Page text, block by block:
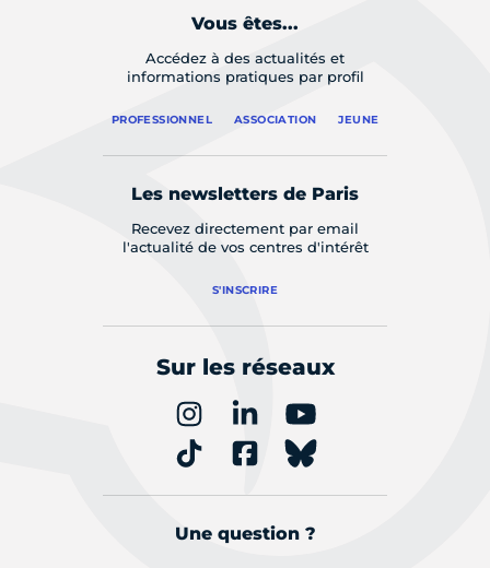
Vous êtes...
Accédez à des actualités et
informations pratiques par profil
PROFESSIONNEL ASSOCIATION JEUNE
Les newsletters de Paris
Recevez directement par email
l'actualité de vos centres d'intérêt
S'INSCRIRE
Sur les réseaux
Une question ?